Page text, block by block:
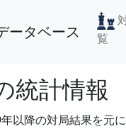
ータベース
覧
統計情報
以降の対局結果を元